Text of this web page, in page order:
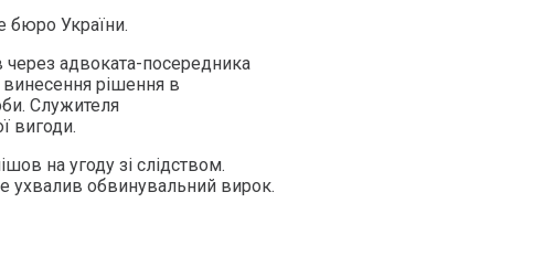
бюро України.
адвоката-посередника
рішення в
Служителя
вигоди.
на угоду зі слідством.
ухвалив обвинувальний вирок.